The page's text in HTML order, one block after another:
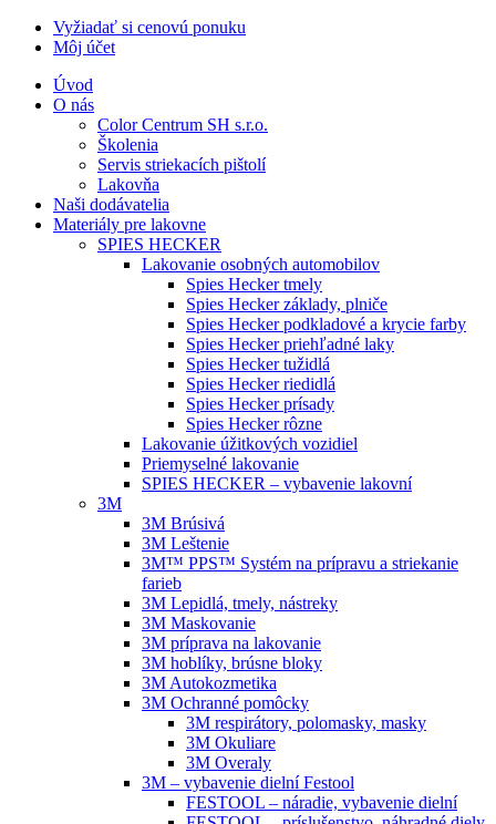
Vyžiadať si cenovú ponuku
Môj účet
Úvod
O nás
Color Centrum SH s.r.o.
Školenia
Servis striekacích pištolí
Lakovňa
Naši dodávatelia
Materiály pre lakovne
SPIES HECKER
Lakovanie osobných automobilov
Spies Hecker tmely
Spies Hecker základy, plniče
Spies Hecker podkladové a krycie farby
Spies Hecker priehľadné laky
Spies Hecker tužidlá
Spies Hecker riedidlá
Spies Hecker prísady
Spies Hecker rôzne
Lakovanie úžitkových vozidiel
Priemyselné lakovanie
SPIES HECKER – vybavenie lakovní
3M
3M Brúsivá
3M Leštenie
3M™ PPS™ Systém na prípravu a striekanie
farieb
3M Lepidlá, tmely, nástreky
3M Maskovanie
3M príprava na lakovanie
3M hoblíky, brúsne bloky
3M Autokozmetika
3M Ochranné pomôcky
3M respirátory, polomasky, masky
3M Okuliare
3M Overaly
3M – vybavenie dielní Festool
FESTOOL – náradie, vybavenie dielní